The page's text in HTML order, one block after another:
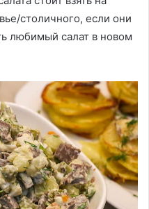
столичного, если они
любимый салат в новом